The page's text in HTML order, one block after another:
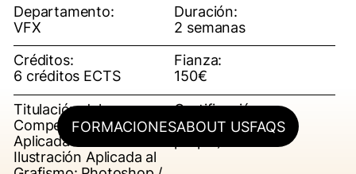
FORMACIONESABOUT USFAQS
Departamento:
VFX
Duración:
2 semanas
Créditos:
6 créditos ECTS
Fianza:
150€
Titulación del curso:
Competencias Digitales
Aplicadas a la
Ilustración Aplicada al
Certificación:
OFF ESCAC (título